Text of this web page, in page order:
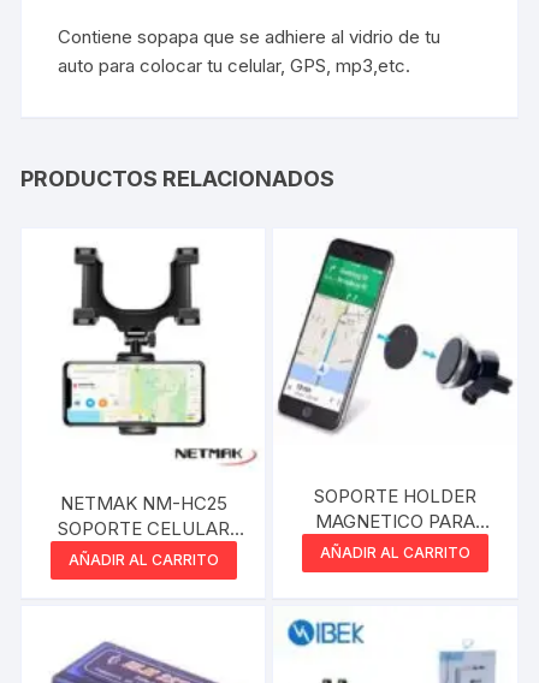
Contiene sopapa que se adhiere al vidrio de tu
auto para colocar tu celular, GPS, mp3,etc.
PRODUCTOS RELACIONADOS
NETMAK NM-HC25
SOPORTE CELULAR
PARA ESPEJO
RETROVISOR HOLDER
AÑADIR AL CARRITO
SOPORTE HOLDER
MAGNETICO PARA
TELEFONO TECNOCEL
AÑADIR AL CARRITO